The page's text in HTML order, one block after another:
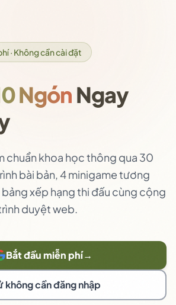
· Không cần cài đặt
Ngón Ngay
chuẩn khoa học thông qua 30
bài bản, 4 minigame tương
xếp hạng thi đấu cùng cộng
duyệt web.
Bắt đầu miễn phí→
không cần đăng nhập